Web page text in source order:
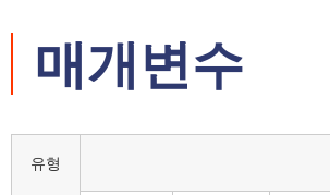
매개변수
유형